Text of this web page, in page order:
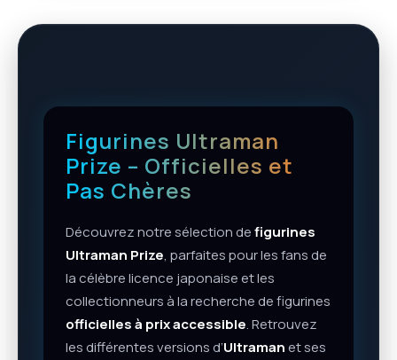
Figurines Ultraman
Prize – Officielles et
Pas Chères
Découvrez notre sélection defigurines
Ultraman Prize, parfaites pour les fans de
la célèbre licence japonaise et les
collectionneurs à la recherche de figurines
officielles à prix accessible. Retrouvez
les différentes versions d’Ultraman et ses